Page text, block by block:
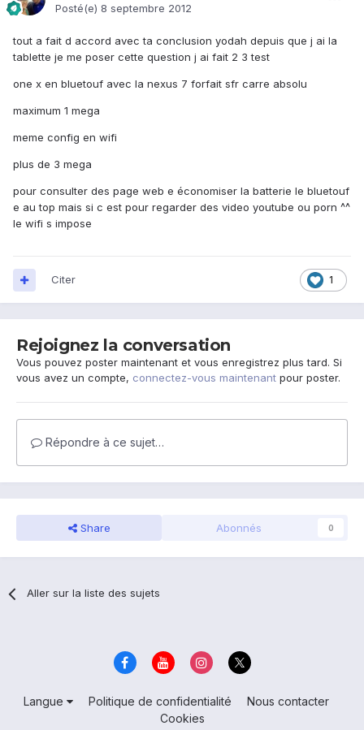
Posté(e) 8 septembre 2012
tout a fait d accord avec ta conclusion yodah depuis que j ai la
tablette je me poser cette question j ai fait 2 3 test
one x en bluetouf avec la nexus 7 forfait sfr carre absolu
maximum 1 mega
meme config en wifi
plus de 3 mega
pour consulter des page web e économiser la batterie le bluetouf
e au top mais si c est pour regarder des video youtube ou porn ^^
le wifi s impose
1
Citer
Rejoignez la conversation
Vous pouvez poster maintenant et vous enregistrez plus tard. Si
vous avez un compte, connectez-vous maintenant pour poster.
Répondre à ce sujet…
Share Abonnés 0
Aller sur la liste des sujets
Langue Politique de confidentialité
Nous contacter
Cookies